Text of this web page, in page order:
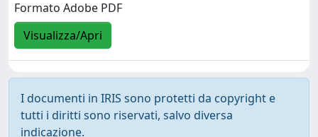
Formato Adobe PDF
Visualizza/Apri
I documenti in IRIS sono protetti da copyright e
tutti i diritti sono riservati, salvo diversa
indicazione.